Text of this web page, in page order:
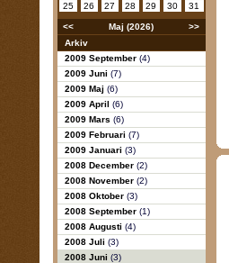
25
26 27 28 29 30 31
<< Maj (2026)
>>
Arkiv
2009 September (4)
2009 Juni (7)
2009 Maj (6)
2009 April (6)
2009 Mars (6)
2009 Februari (7)
2009 Januari (3)
2008 December (2)
2008 November (2)
2008 Oktober (3)
2008 September (1)
2008 Augusti (4)
2008 Juli (3)
2008 Juni (3)